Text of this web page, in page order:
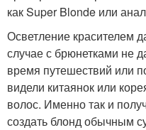
как Super Blonde или
Осветление красителем
случае с брюнетками не
время путешествий или
видели китаянок или
волос. Именно так и
создать блонд обычным